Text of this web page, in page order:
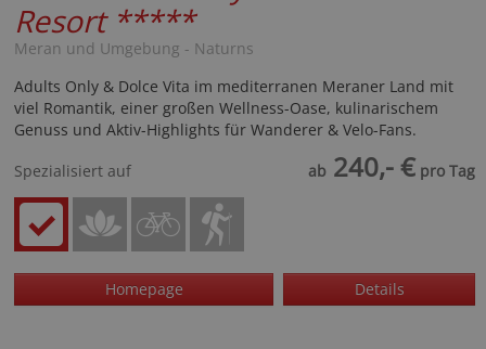
Resort *****
Meran und Umgebung - Naturns
Adults Only & Dolce Vita im mediterranen Meraner Land mit
viel Romantik, einer großen Wellness-Oase, kulinarischem
Genuss und Aktiv-Highlights für Wanderer & Velo-Fans.
Spezialisiert auf
ab 240,- € pro Tag
Homepage Details